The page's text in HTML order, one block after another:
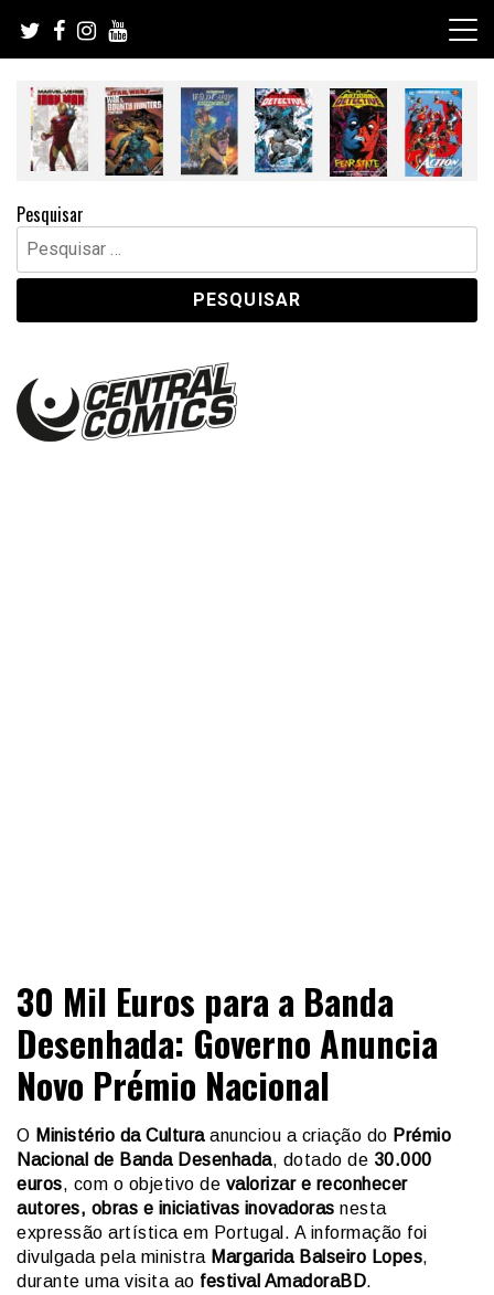
content
Pesquisar
Pesquisar
por:
Central Comics
30 Mil Euros para a Banda
Desenhada: Governo Anuncia
Novo Prémio Nacional
O Ministério da Culturaanunciou a criação do Prémio
Nacional de Banda Desenhada, dotado de 30.000
euros, com o objetivo de valorizar e reconhecer
autores, obras e iniciativas inovadoras nesta
expressão artística em Portugal. A informação foi
divulgada pela ministra Margarida Balseiro Lopes,
durante uma visita ao festival AmadoraBD.